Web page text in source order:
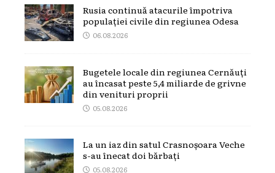
Rusia continuă atacurile împotriva
populației civile din regiunea Odesa
06.08.2026
Bugetele locale din regiunea Cernăuți
au încasat peste 5,4 miliarde de grivne
din venituri proprii
05.08.2026
La un iaz din satul Crasnoșoara Veche
s-au înecat doi bărbați
05.08.2026